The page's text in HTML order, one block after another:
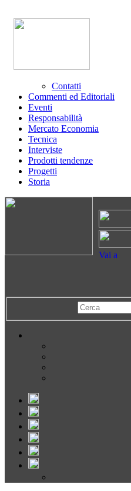
Contatti
Commenti ed Editoriali
Eventi
Responsabilità
Mercato Economia
Tecnica
Interviste
Prodotti tendenze
Progetti
Storia
Vai a